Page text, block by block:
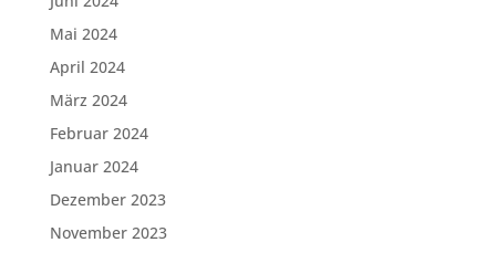
Mai 2024
April 2024
März 2024
Februar 2024
Januar 2024
Dezember 2023
November 2023